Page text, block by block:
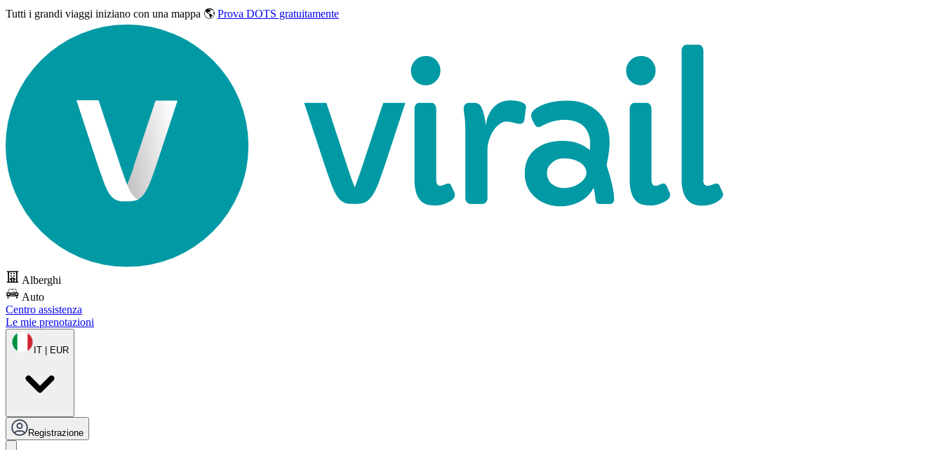
Tutti i grandi viaggi iniziano con una mappa 🌎 Prova DOTS gratuitamente
Alberghi
Auto
Centro assistenza
Le mie prenotazioni
IT | EUR
Registrazione